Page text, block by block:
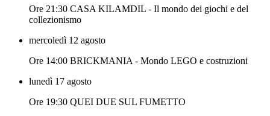
Ore 21:30 CASA KILAMDIL - Il mondo dei giochi e del
collezionismo
mercoledì 12 agosto
Ore 14:00 BRICKMANIA - Mondo LEGO e costruzioni
lunedì 17 agosto
Ore 19:30 QUEI DUE SUL FUMETTO